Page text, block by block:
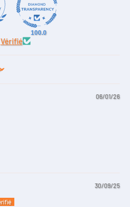
100.0
Vérifié
06/01/26
30/09/25